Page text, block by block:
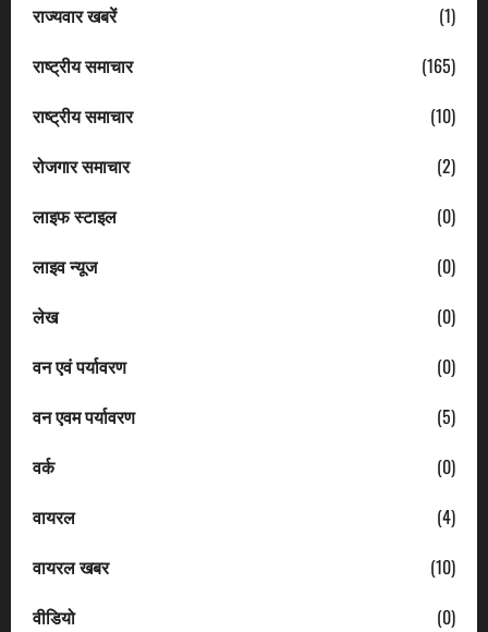
राज्यवार खबरें
(1)
राष्ट्रीय समाचार
(165)
राष्ट्रीय समाचार
(10)
रोजगार समाचार
(2)
लाइफ स्टाइल
(0)
लाइव न्यूज
(0)
लेख
(0)
वन एवं पर्यावरण
(0)
वन एवम पर्यावरण
(5)
वर्क
(0)
वायरल
(4)
वायरल खबर
(10)
वीडियो
(0)